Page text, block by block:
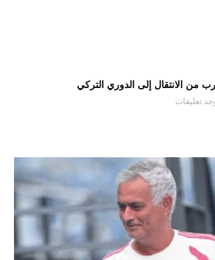
من الانتقال إلى الدوري التركي
تعليقات